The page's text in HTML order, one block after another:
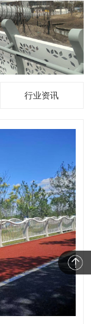
行业资讯